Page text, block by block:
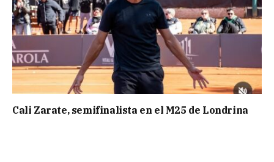
Cali Zarate, semifinalista en el M25 de Londrina